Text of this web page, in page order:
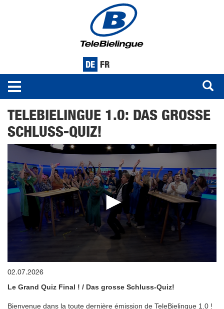
Inhalt
DE FR
TELEBIELINGUE 1.0: DAS GROSSE
SCHLUSS-QUIZ!
seconds
0
02.07.2026
Le Grand Quiz Final ! / Das grosse Schluss-Quiz!
Bienvenue dans la toute dernière émission de TeleBielingue 1.0 !